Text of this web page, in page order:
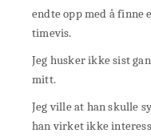
endte opp med å finne
timevis.
Jeg husker ikke sist
mitt.
Jeg ville at han skulle
han virket ikke